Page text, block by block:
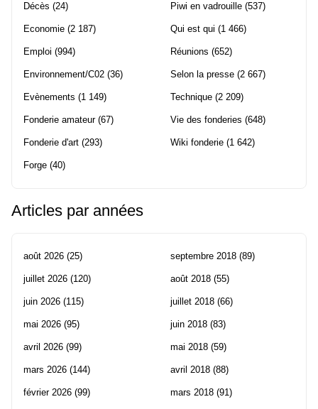
Décès (24)
Economie (2 187)
Emploi (994)
Environnement/C02 (36)
Evènements (1 149)
Fonderie amateur(67)
Fonderie d'art (293)
Forge (40)
Piwi en vadrouille (537)
Qui est qui (1 466)
Réunions (652)
Selon la presse (2 667)
Technique (2 209)
Vie des fonderies (648)
Wiki fonderie (1 642)
Articles par années
août 2026 (25)
juillet 2026 (120)
juin 2026 (115)
mai 2026 (95)
avril 2026 (99)
mars 2026 (144)
février 2026 (99)
septembre 2018 (89)
août 2018 (55)
juillet 2018 (66)
juin 2018 (83)
mai 2018 (59)
avril 2018 (88)
mars 2018 (91)